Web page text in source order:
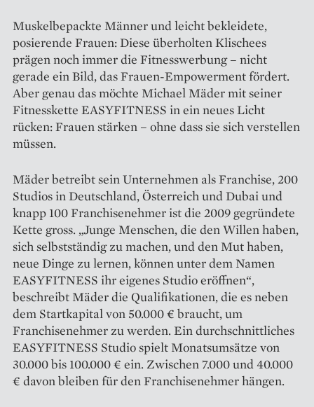
Muskelbepackte Männer und leicht bekleidete,
posierende Frauen: Diese überholten Klischees
prägen noch immer die Fitnesswerbung – nicht
gerade ein Bild, das Frauen-Empower­ment fördert.
Aber genau das möchte Michael Mäder mit seiner
Fitness­kette EASYFITNESS in ein neues Licht
rücken: Frauen stärken – ohne dass sie sich verstellen
müssen.
Mäder betreibt sein Unternehmen als Franchise, 200
Studios in Deutschland, Österreich und Dubai und
knapp 100 Franchisenehmer ist die 2009 gegründete
Kette gross. „Junge Menschen, die den Willen haben,
sich selbstständig zu machen, und den Mut haben,
neue Dinge zu lernen, können unter dem Namen
EASYFITNESS ihr eigenes Studio eröffnen“,
beschreibt Mäder die Qualifikationen, die es neben
dem Startkapital von 50.000 € braucht, um
Franchisenehmer zu werden. Ein durchschnittliches
EASYFITNESS Studio spielt Monatsumsätze von
30.000 bis 100.000 € ein. Zwischen 7.000 und 40.000
€ davon bleiben für den Franchisenehmer hängen.